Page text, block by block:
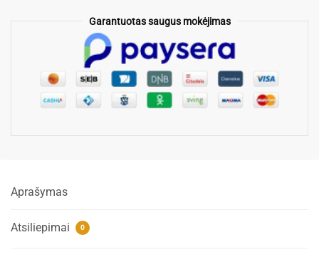
Garantuotas saugus mokėjimas
Aprašymas
Atsiliepimai 0